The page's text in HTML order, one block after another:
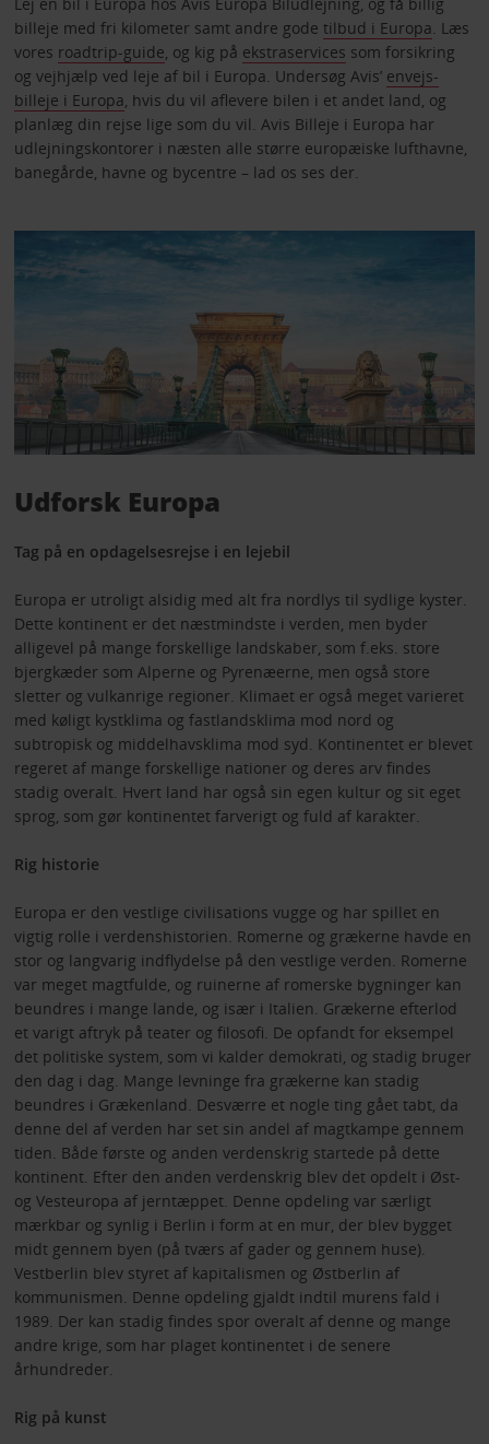
billeje med fri kilometer samt andre gode tilbud i Europa . Læs
vores roadtrip-guide , og kig på ekstraservices som forsikring
og vejhjælp ved leje af bil i Europa. Undersøg Avis’ envejs-
billeje i Europa , hvis du vil aflevere bilen i et andet land, og
planlæg din rejse lige som du vil. Avis Billeje i Europa har
udlejningskontorer i næsten alle større europæiske lufthavne,
banegårde, havne og bycentre – lad os ses der.
Udforsk Europa
Tag på en opdagelsesrejse i en lejebil
Europa er utroligt alsidig med alt fra nordlys til sydlige kyster.
Dette kontinent er det næstmindste i verden, men byder
alligevel på mange forskellige landskaber, som f.eks. store
bjergkæder som Alperne og Pyrenæerne, men også store
sletter og vulkanrige regioner. Klimaet er også meget varieret
med køligt kystklima og fastlandsklima mod nord og
subtropisk og middelhavsklima mod syd. Kontinentet er blevet
regeret af mange forskellige nationer og deres arv findes
stadig overalt. Hvert land har også sin egen kultur og sit eget
sprog, som gør kontinentet farverigt og fuld af karakter.
Rig historie
Europa er den vestlige civilisations vugge og har spillet en
vigtig rolle i verdenshistorien. Romerne og grækerne havde en
stor og langvarig indflydelse på den vestlige verden. Romerne
var meget magtfulde, og ruinerne af romerske bygninger kan
beundres i mange lande, og især i Italien. Grækerne efterlod
et varigt aftryk på teater og filosofi. De opfandt for eksempel
det politiske system, som vi kalder demokrati, og stadig bruger
den dag i dag. Mange levninge fra grækerne kan stadig
beundres i Grækenland. Desværre et nogle ting gået tabt, da
denne del af verden har set sin andel af magtkampe gennem
tiden. Både første og anden verdenskrig startede på dette
kontinent. Efter den anden verdenskrig blev det opdelt i Øst-
og Vesteuropa af jerntæppet. Denne opdeling var særligt
mærkbar og synlig i Berlin i form at en mur, der blev bygget
midt gennem byen (på tværs af gader og gennem huse).
Vestberlin blev styret af kapitalismen og Østberlin af
kommunismen. Denne opdeling gjaldt indtil murens fald i
1989. Der kan stadig findes spor overalt af denne og mange
andre krige, som har plaget kontinentet i de senere
århundreder.
Rig på kunst